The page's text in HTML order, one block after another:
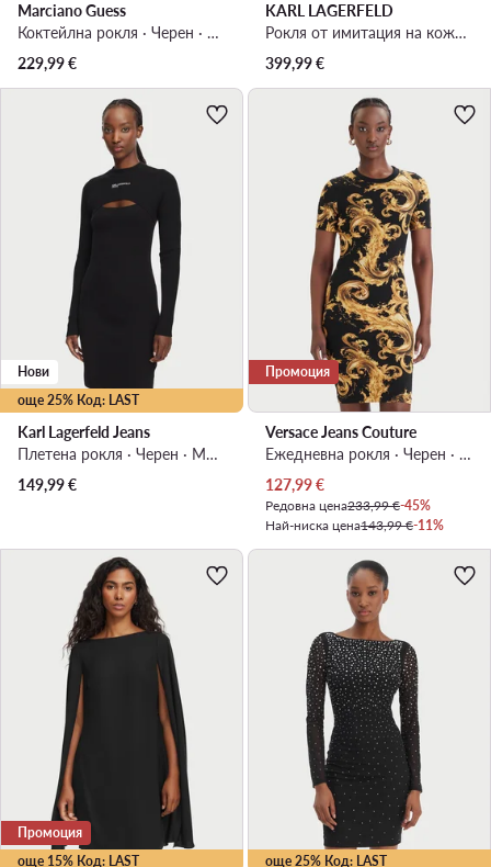
Marciano Guess
Коктейлна рокля · Черен · Мини
229,99€
KARL LAGERFELD
Рокля от имитация на кожа · Черен · Мини
399,99€
още 25% Код: LAST
Нови
Karl Lagerfeld Jeans
Плетена рокля · Черен · Мини
149,99€
Промоция
Versace Jeans Couture
Ежедневна рокля · Черен · Мини
Актуална цена
127,99€
Редовна цена233,99 €-45%
Най-ниска цена143,99 €-11%
още 15% Код: LAST
Промоция
още 25% Код: LAST